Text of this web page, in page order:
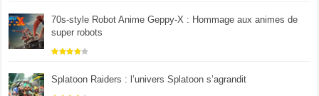
70s-style Robot Anime Geppy-X : Hommage aux animes de
super robots
Splatoon Raiders : l’univers Splatoon s’agrandit